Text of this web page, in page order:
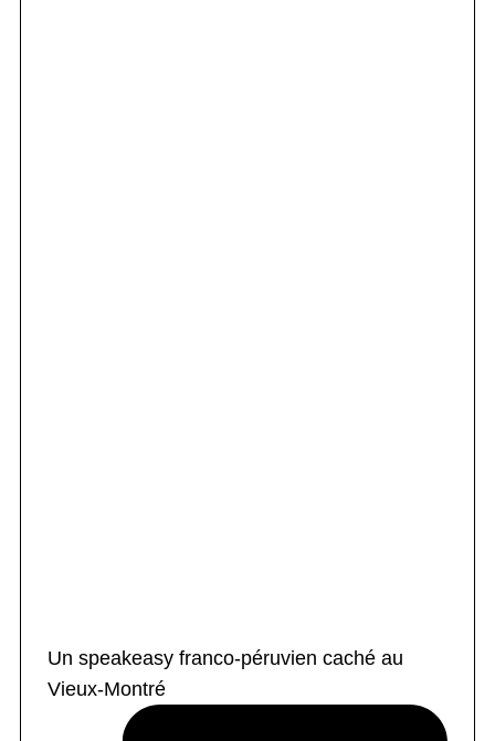
Un speakeasy franco-péruvien caché au
Vieux-Montré